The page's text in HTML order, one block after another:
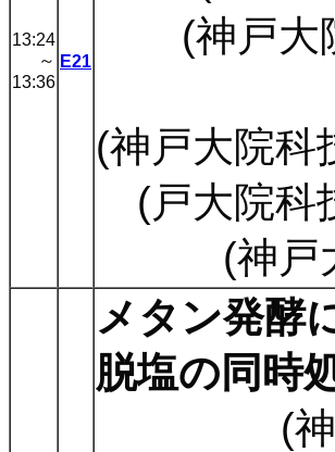
13:24
～
13:36
E21
(神戸大
(神戸大院科
(戸大院科
(神戸
メタン発酵
脱塩の同時
(